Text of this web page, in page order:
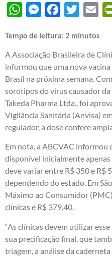
WhatsAppMessengerFacebook
Twitter
Tempo de leitura: 2 minutos
A Associação Brasileira de
informou que uma nova
Brasil na próxima semana.
sorotipos do vírus causador da
Takeda Pharma Ltda., foi
Vigilância Sanitária (Anvisa)
regulador, a dose confere
Em nota, a ABCVAC informou
disponível inicialmente
deve variar entre R$ 350 e R$
dependendo do estado. Em
Máximo ao Consumidor
clínicas é R$ 379,40.
“As clínicas devem utilizar
sua precificação final, que
triagem, a análise da